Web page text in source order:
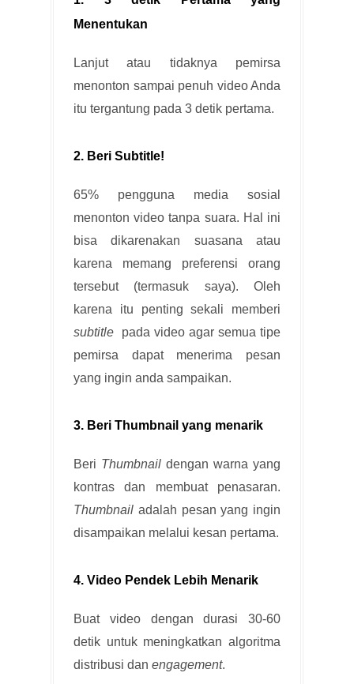
Menentukan
Lanjut atau tidaknya pemirsa
menonton sampai penuh video Anda
itu tergantung pada 3 detik pertama.
2. Beri Subtitle!
65% pengguna media sosial
menonton video tanpa suara. Hal ini
bisa dikarenakan suasana atau
karena memang preferensi orang
tersebut (termasuk saya). Oleh
karena itu penting sekali memberi
subtitle
pada video agar semua tipe
pemirsa dapat menerima pesan
yang ingin anda sampaikan.
3. Beri Thumbnail yang menarik
Beri Thumbnail dengan warna yang
kontras dan membuat penasaran.
Thumbnail adalah pesan yang ingin
disampaikan melalui kesan pertama.
4. Video Pendek Lebih Menarik
Buat video dengan durasi 30-60
detik untuk meningkatkan algoritma
distribusi dan engagement.